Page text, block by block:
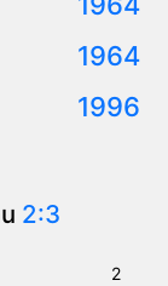
1964
1996
2:3
2